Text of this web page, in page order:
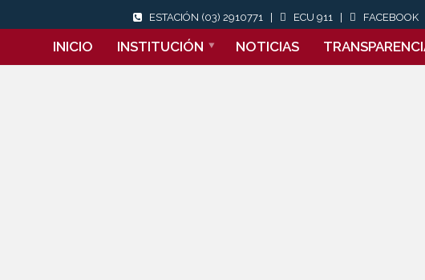
ESTACIÓN (03) 2910771 | ECU 911 FACEBOOK
INICIO INSTITUCIÓN NOTICIAS